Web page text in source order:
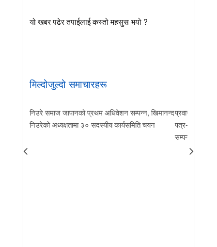
यो खबर पढेर तपाईलाई कस्तो महसुस भयो ?
मिल्दोजुल्दो समाचारहरू
निउरे समाज जापानको प्रथम अधिवेशन सम्पन्न, खिमानन्द
निउरेको अध्यक्षतामा ३० सदस्यीय कार्यसमिति चयन
प्रवास र
पत्र-२०२६
सम्पन्न